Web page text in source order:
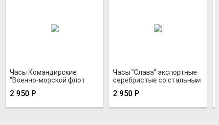
Часы Командирские
"Военно-морской флот
2 950 Р
Часы "Слава" экспортные
серебристые со стальным
2 950 Р